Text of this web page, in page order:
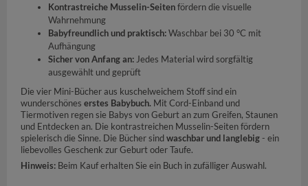
Kontrastreiche Musselin-Seitenfördern die visuelle
Wahrnehmung
Babyfreundlich und praktisch:Waschbar bei 30 °C mit
Aufhängung
Sicher von Anfang an: Jedes Material wird sorgfältig
ausgewählt und geprüft
Die vier Mini-Bücher aus kuschelweichem Stoff sind ein
wunderschönes erstes Babybuch. Mit Cord-Einband und
Tiermotiven regen sie Babys von Geburt an zum Greifen, Staunen
und Entdecken an. Die kontrastreichen Musselin-Seiten fördern
spielerisch die Sinne. Die Bücher sindwaschbar und langlebig- ein
liebevolles Geschenk zur Geburt oder Taufe.
Hinweis: Beim Kauf erhalten Sie ein Buch in zufälliger Auswahl.